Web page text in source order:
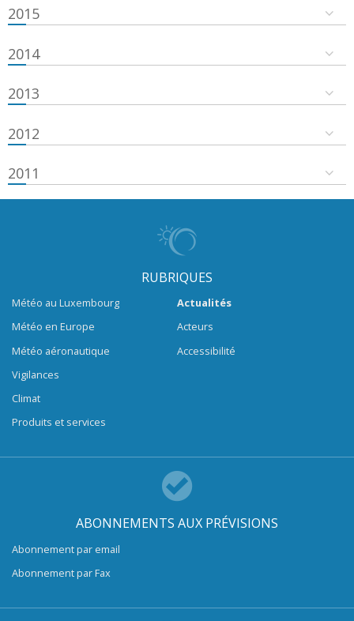
2015
2014
2013
2012
2011
RUBRIQUES
Météo au Luxembourg
Météo en Europe
Météo aéronautique
Vigilances
Climat
Produits et services
Actualités
Acteurs
Accessibilité
ABONNEMENTS AUX PRÉVISIONS
Abonnement par email
Abonnement par Fax